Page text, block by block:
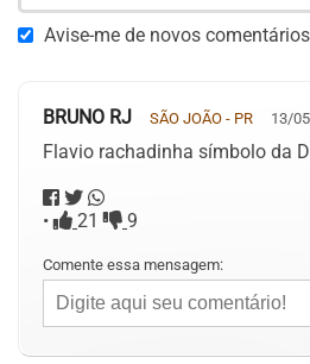
Avise-me de novos comentários
BRUNO RJ SÃO JOÃO - PR 13/
Flavio rachadinha símbolo da
• 21 9
Comente essa mensagem: